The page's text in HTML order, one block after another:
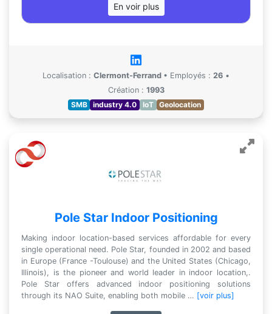
En voir plus
Localisation : Clermont-Ferrand • Employés : 26 •
Création : 1993
SMB
industry 4.0 IoT Geolocation
Pole Star Indoor Positioning
Making indoor location-based services affordable for every
single operational need. Pole Star, founded in 2002 and based
in Europe (France -Toulouse) and the United States (Chicago,
Illinois), is the pioneer and world leader in indoor location,.
Pole Star offers advanced indoor positioning solutions
through its NAO Suite, enabling both mobile … [voir plus]